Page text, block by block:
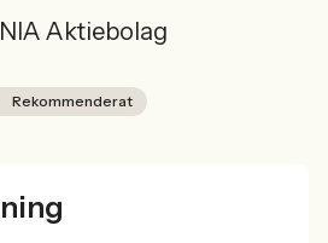
Aktiebolag
Rekommenderat